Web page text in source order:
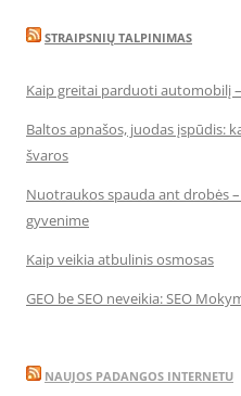
STRAIPSNIŲ TALPINIMAS
Kaip greitai parduoti automobilį
Baltos apnašos, juodas įspūdis:
švaros
Nuotraukos spauda ant drobės
gyvenime
Kaip veikia atbulinis osmosas
GEO be SEO neveikia: SEO
NAUJOS PADANGOS INTERNETU